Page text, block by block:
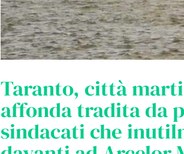
Taranto, città
affonda tradita da
sindacati che